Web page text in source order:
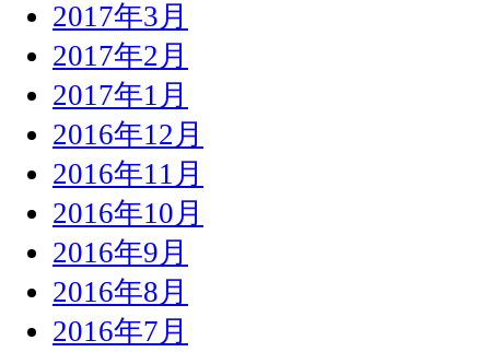
2017年3月
2017年2月
2017年1月
2016年12月
2016年11月
2016年10月
2016年9月
2016年8月
2016年7月